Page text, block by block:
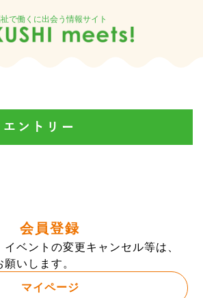
で働くに出会う情報サイト
ントリー
会員登録
ベントの変更キャンセル等は、
いします。
マイページ